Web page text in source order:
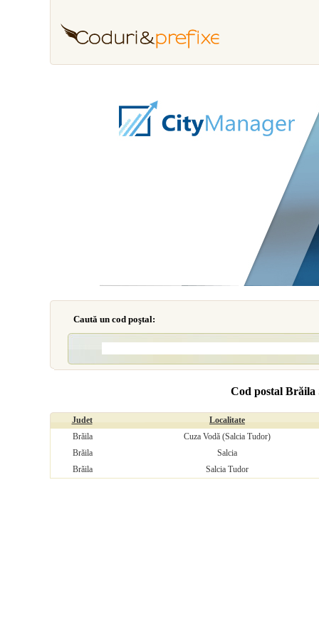
Caută un cod poştal:
Cod postal Brăila
Judet
Localitate
Brăila
Cuza Vodă (Salcia Tudor)
Brăila
Salcia
Brăila
Salcia Tudor